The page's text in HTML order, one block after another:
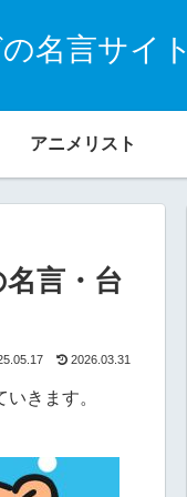
名言サイト
アニメリスト
言・台
2026.03.31
きます。